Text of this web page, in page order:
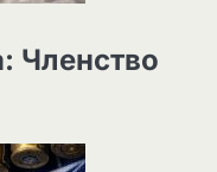
Членство